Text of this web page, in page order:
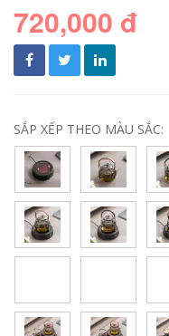
720,000 đ
SẮP XẾP THEO MÀU SẮC: